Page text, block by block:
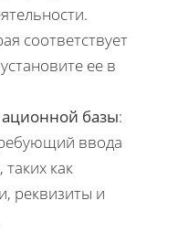
соответствует
ее в
базы:
ввода
как
реквизиты и